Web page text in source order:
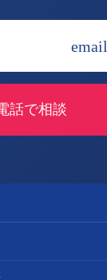
email
話で相談